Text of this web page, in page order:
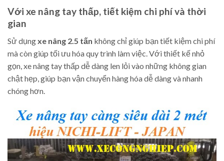
Với xe nâng tay thấp, tiết kiệm chi phí và thời
gian
Sử dụngxe nâng 2.5 tấn không chỉ giúp bạn tiết kiệm chi phí
mà còn giúp tối ưu hóa quy trình làm việc. Với thiết kế nhỏ
gọn, xe nâng tay thấp dễ dàng len lỏi vào những không gian
chật hẹp, giúp bạn vận chuyển hàng hóa dễ dàng và nhanh
chóng hơn.